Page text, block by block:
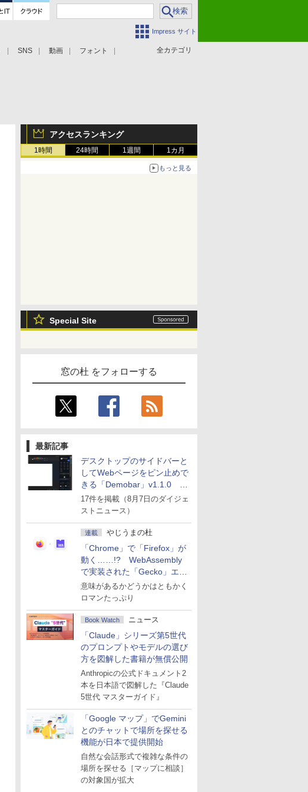
Impress サイト
全カテゴリ
SNS 動画 フォント
アクセスランキング
1時間 24時間 1週間 1カ月
もっと見る
Special Site
窓の杜 をフォローする
最新記事
デスクトップのサイドバーと
してWebページをピン止めで
きる「Demobar」v1.1.0 ほ
か
17件を掲載（8月7日のダイジェ
ストニュース）
連載 やじうまの杜
「Chrome」で「Firefox」が
動く……!? WebAssembly
で実装された「Gecko」エン
ジン
意味があるかどうかはともかく
ロマンたっぷり
Book Watch ニュース
「Claude」シリーズ第5世代
のプロンプトやモデルの選び
方を図解した書籍が無償公開
Anthropicの公式ドキュメント2
本を日本語で図解した『Claude
5世代 マスターガイド』
「Google マップ」でGemini
とのチャットで場所を探せる
機能が日本で提供開始
自然な会話形式で複雑な条件の
場所を探せる［マップに相談］
の対象国が拡大